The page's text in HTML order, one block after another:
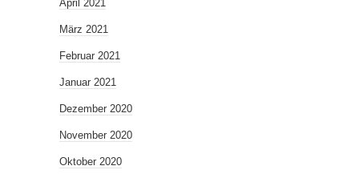
April 2021
März 2021
Februar 2021
Januar 2021
Dezember 2020
November 2020
Oktober 2020